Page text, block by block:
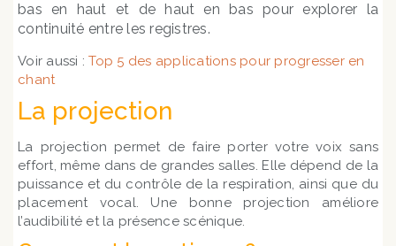
bas en haut et de haut en bas pour explorer la
continuité entre les registres.
Voir aussi :Top 5 des applications pour progresser en
chant
La projection
La projection permet de faire porter votre voix sans
effort, même dans de grandes salles. Elle dépend de la
puissance et du contrôle de la respiration, ainsi que du
placement vocal. Une bonne projection améliore
l’audibilité et la présence scénique.